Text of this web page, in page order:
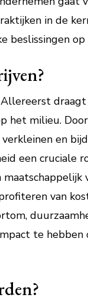
in de
beslissingen
het milieu.
en
een cruciale
van
te hebben